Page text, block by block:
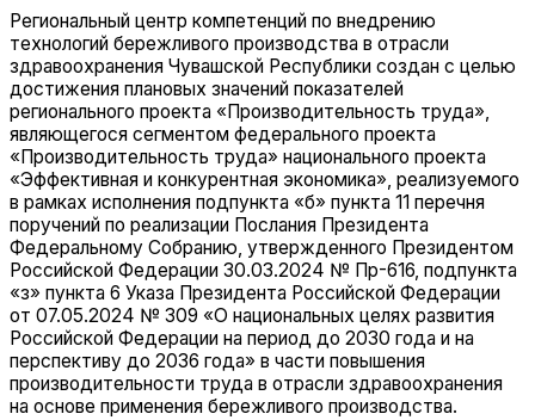
Региональный центр компетенций по внедрению
технологий бережливого производства в отрасли
здравоохранения Чувашской Республики создан с целью
достижения плановых значений показателей
регионального проекта «Производительность труда»,
являющегося сегментом федерального проекта
«Производительность труда» национального проекта
«Эффективная и конкурентная экономика», реализуемого
в рамках исполнения подпункта «б» пункта 11 перечня
поручений по реализации Послания Президента
Федеральному Собранию, утвержденного Президентом
Российской Федерации 30.03.2024 № Пр-616, подпункта
«з» пункта 6 Указа Президента Российской Федерации
от 07.05.2024 № 309 «О национальных целях развития
Российской Федерации на период до 2030 года и на
перспективу до 2036 года» в части повышения
производительности труда в отрасли здравоохранения
на основе применения бережливого производства.